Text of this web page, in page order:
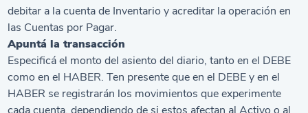
debitar a la cuenta de Inventario y acreditar la operación en
las Cuentas por Pagar.
Apuntá la transacción
Especificá el monto del asiento del diario, tanto en el DEBE
como en el HABER. Ten presente que en el DEBE y en el
HABER se registrarán los movimientos que experimente
cada cuenta, dependiendo de si estos afectan al Activo o al